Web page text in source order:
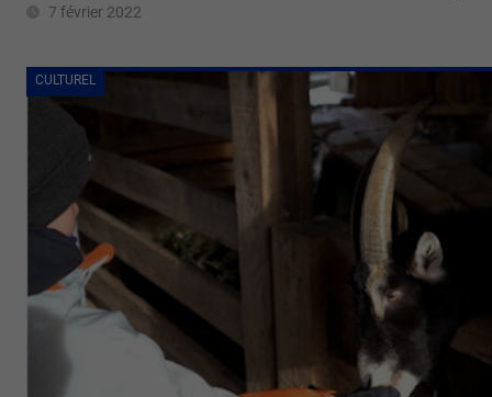
7 février 2022
CULTUREL